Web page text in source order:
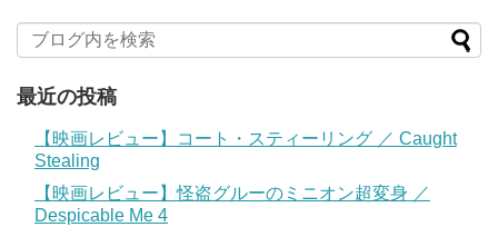
最近の投稿
【映画レビュー】コート・スティーリング ／ Caught
Stealing
【映画レビュー】怪盗グルーのミニオン超変身 ／
Despicable Me 4